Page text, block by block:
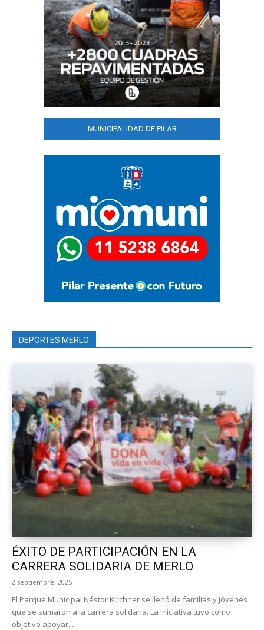
MUNICIPALIDAD DE PILAR
DEPORTES MERLO
ÉXITO DE PARTICIPACIÓN EN LA
CARRERA SOLIDARIA DE MERLO
2 septiembre, 2025
El Parque Municipal Néstor Kirchner se llenó de familias y jóvenes
que se sumaron a la carrera solidaria. La iniciativa tuvo como
objetivo apoyar...